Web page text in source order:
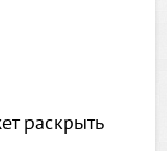
раскрыть